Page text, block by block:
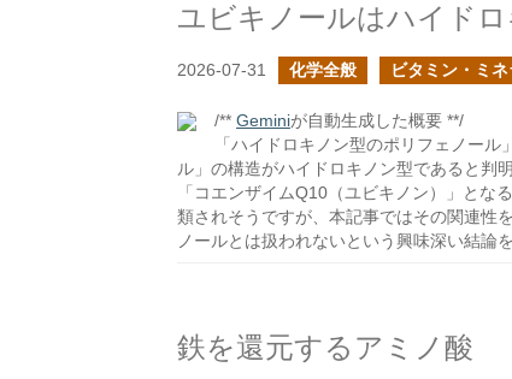
ユビキノールはハイド
2026-07-31 化学全般 ビタミン・ミ
/** Geminiが自動生成した概要 **/
「ハイドロキノン型のポリフェノー
ル」の構造がハイドロキノン型であると判
「コエンザイムQ10（ユビキノン）」とな
類されそうですが、本記事ではその関連性
ノールとは扱われないという興味深い結論
鉄を還元するアミノ酸